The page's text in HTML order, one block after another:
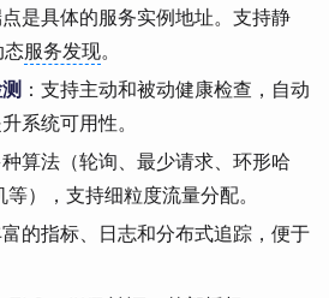
是具体的服务实例地址。支持静
态服务发现。
：支持主动和被动健康检查，自动
系统可用性。
种算法（轮询、最少请求、环形哈
），支持细粒度流量分配。
富的指标、日志和分布式追踪，便于